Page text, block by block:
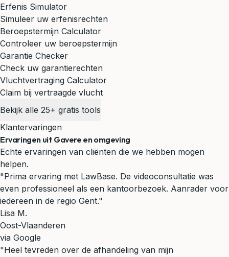
Erfenis Simulator
Simuleer uw erfenisrechten
Beroepstermijn Calculator
Controleer uw beroepstermijn
Garantie Checker
Check uw garantierechten
Vluchtvertraging Calculator
Claim bij vertraagde vlucht
Bekijk alle 25+ gratis tools
Klantervaringen
Ervaringen uit Gavere en omgeving
Echte ervaringen van cliënten die we hebben mogen
helpen.
"Prima ervaring met LawBase. De videoconsultatie was
even professioneel als een kantoorbezoek. Aanrader voor
iedereen in de regio Gent."
Lisa M.
Oost-Vlaanderen
via Google
"Heel tevreden over de afhandeling van mijn